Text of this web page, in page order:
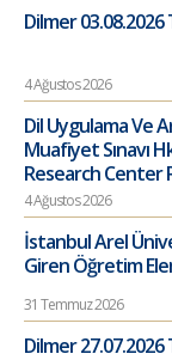
Dilmer
4 Ağustos 2026
Dil Uygulama Ve
Muafiyet Sınavı
Research Center
4 Ağustos 2026
İstanbul Arel
Giren Öğretim
31 Temmuz 2026
Dilmer